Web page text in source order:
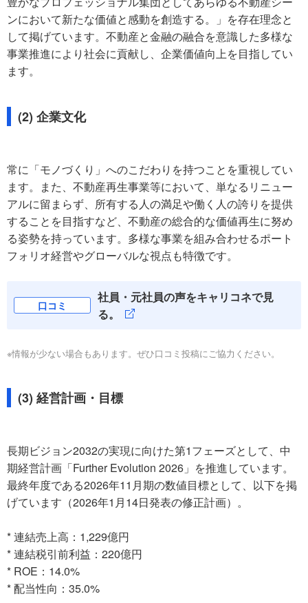
ンにおいて新たな価値と感動を創造する。」を存在理念と
して掲げています。不動産と金融の融合を意識した多様な
事業推進により社会に貢献し、企業価値向上を目指してい
ます。
(2) 企業文化
常に「モノづくり」へのこだわりを持つことを重視してい
ます。また、不動産再生事業等において、単なるリニュー
アルに留まらず、所有する人の満足や働く人の誇りを提供
することを目指すなど、不動産の総合的な価値再生に努め
る姿勢を持っています。多様な事業を組み合わせるポート
フォリオ経営やグローバルな視点も特徴です。
口コミ
社員・元社員の声をキャリコネで見
る。
※情報が少ない場合もあります。ぜひ口コミ投稿にご協力ください。
(3) 経営計画・目標
長期ビジョン2032の実現に向けた第1フェーズとして、中
期経営計画「Further Evolution 2026」を推進しています。
最終年度である2026年11月期の数値目標として、以下を掲
げています（2026年1月14日発表の修正計画）。
* 連結売上高：1,229億円
* 連結税引前利益：220億円
* ROE：14.0%
* 配当性向：35.0%